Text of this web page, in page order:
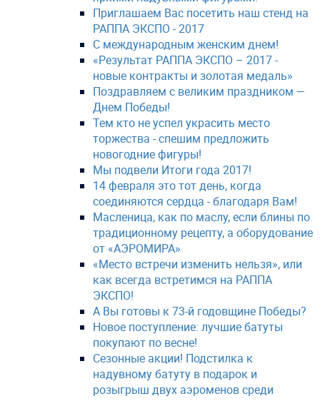
Приглашаем Вас посетить наш стенд на
РАППА ЭКСПО - 2017
С международным женским днем!
«Результат РАППА ЭКСПО – 2017 -
новые контракты и золотая медаль»
Поздравляем с великим праздником —
Днем Победы!
Тем кто не успел украсить место
торжества - спешим предложить
новогодние фигуры!
Мы подвели Итоги года 2017!
14 февраля это тот день, когда
соединяются сердца - благодаря Вам!
Масленица, как по маслу, если блины по
традиционному рецепту, а оборудование
от «АЭРОМИРА»
«Место встречи изменить нельзя», или
как всегда встретимся на РАППА
ЭКСПО!
А Вы готовы к 73-й годовщине Победы?
Новое поступление: лучшие батуты
покупают по весне!
Сезонные акции! Подстилка к
надувному батуту в подарок и
розыгрыш двух аэроменов среди